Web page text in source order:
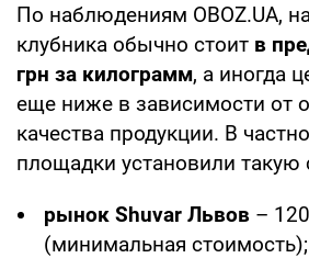
По наблюдениям OBOZ.UA,
клубника обычно стоит в
грн за килограмм, а иногда
еще ниже в зависимости от
качества продукции. В
площадки установили такую
рынок Shuvar Львов –
(минимальная стоимость);